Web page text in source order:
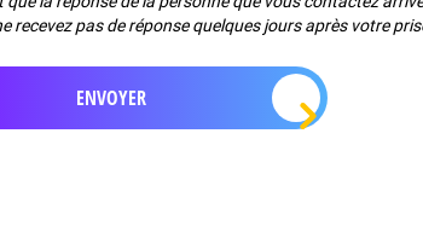
recevez pas de réponse quelques jours après votre